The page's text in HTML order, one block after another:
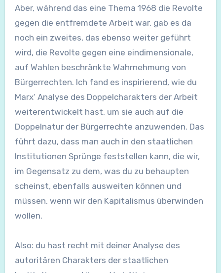
Aber, während das eine Thema 1968 die Revolte
gegen die entfremdete Arbeit war, gab es da
noch ein zweites, das ebenso weiter geführt
wird, die Revolte gegen eine eindimensionale,
auf Wahlen beschränkte Wahrnehmung von
Bürgerrechten. Ich fand es inspirierend, wie du
Marx‘ Analyse des Doppelcharakters der Arbeit
weiterentwickelt hast, um sie auch auf die
Doppelnatur der Bürgerrechte anzuwenden. Das
führt dazu, dass man auch in den staatlichen
Institutionen Sprünge feststellen kann, die wir,
im Gegensatz zu dem, was du zu behaupten
scheinst, ebenfalls ausweiten können und
müssen, wenn wir den Kapitalismus überwinden
wollen.
Also: du hast recht mit deiner Analyse des
autoritären Charakters der staatlichen